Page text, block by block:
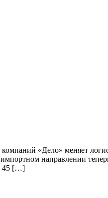
«Дело» меняет
направлении
45 […]